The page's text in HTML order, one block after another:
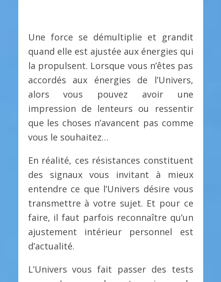
Une force se démultiplie et grandit
quand elle est ajustée aux énergies qui
la propulsent. Lorsque vous n’êtes pas
accordés aux énergies de l’Univers,
alors vous pouvez avoir une
impression de lenteurs ou ressentir
que les choses n’avancent pas comme
vous le souhaitez…
En réalité, ces résistances constituent
des signaux vous invitant à mieux
entendre ce que l’Univers désire vous
transmettre à votre sujet. Et pour ce
faire, il faut parfois reconnaître qu’un
ajustement intérieur personnel est
d’actualité.
L’Univers vous fait passer des tests